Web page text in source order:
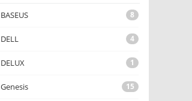
BASEUS 8
DELL 4
DELUX 1
Genesis 15